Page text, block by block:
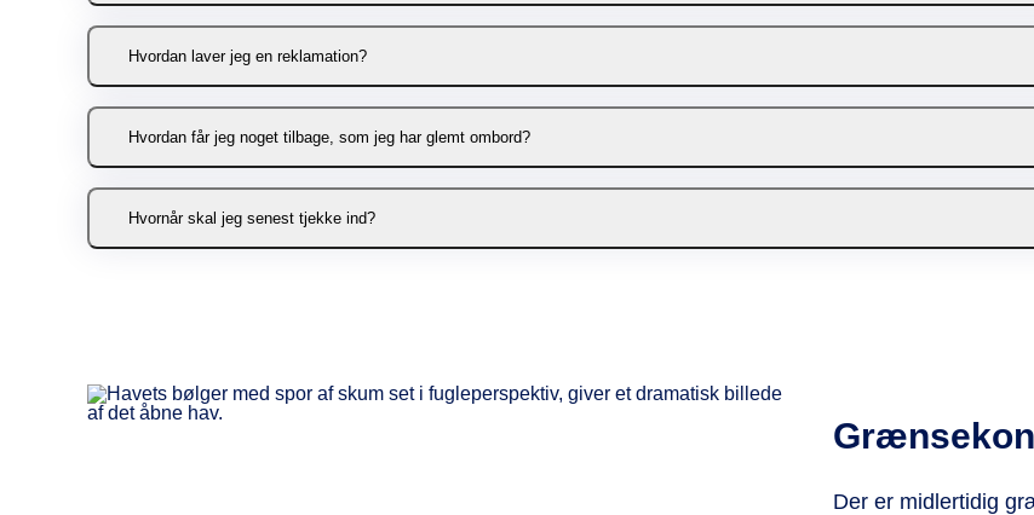
som udgangspunkt gerne opholde sig på passagerdækket ifølge med ledsager, så
Hvordan laver jeg en reklamation?
Hvordan får jeg noget tilbage, som jeg har glemt ombord?
Hvornår skal jeg senest tjekke ind?
Der er midlertidig